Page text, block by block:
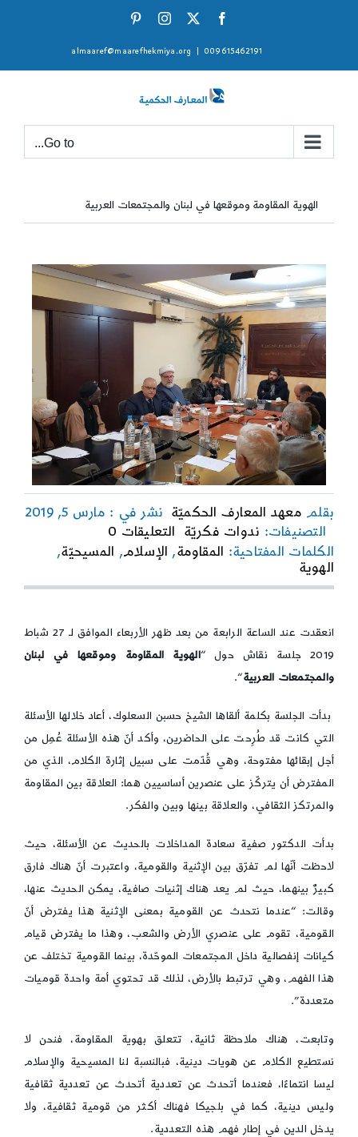
Facebook
X
Instagram
009615462191
almaaref@maarefhekmiya.org
Go to...
الهوية المقاومة وموقعها في لبنان والمجتمعات العربية
بقلم معهد المعارف الحكميّة نشر في : مارس 5, 2019
التصنيفات: ندوات فكريّة التعليقات 0
on
الهوية
المقاومة
والمجتمعات
العربية
الكلمات المفتاحية: المقاومة, الإسلام, المسيحيّة,
الهوية
انعقدت عند الساعة الرابعة من بعد ظهر الأربعاء الموافق لـ 27 شباط
2019 جلسة نقاش حول “
الهوية المقاومة وموقعها في لبنان
والمجتمعات العربية“.
بدأت الجلسة بكلمة ألقاها الشيخ حسبن السعلوك، أعاد خلالها الأسئلة
التي كانت قد طُرِحت على الحاضرين، وأكد أنّ هذه الأسئلة عُمِل من
أجل إبقائها مفتوحة، وهي قُدّمت على سبيل إثارة الكلام، الذي من
المفترض أن يتركّز على عنصرين أساسيين هما: العلاقة بين المقاومة
والمرتكز الثقافي، والعلاقة بينها وبين والفكر.
بدأت الدكتور صفية سعادة المداخلات بالحديث عن الأسئلة، حيث
لاحظت أنّها لم تفرّق بين الإثنية والقومية، واعتبرت أنّ هناك فارق
كبيرٌ بينهما، حيث لم يعد هناك إثنيات صافية، يمكن الحديث عنها،
وقالت: “عندما نتحدث عن القومية بمعنى الإثنية هذا يفترض أنّ
القومية، تقوم على عنصري الأرض والشعب، وهذا ما يفترض قيام
كيانات إنفصالية داخل المجتمعات الموحّدة، بينما القومية تختلف عن
هذا الفهم، وهي ترتبط بالأرض، لذلك قد تحتوي أمة واحدة قوميات
متعددة”.
وتابعت، هناك ملاحظة ثانية، تتعلق بهوية المقاومة، فنحن لا
نستطيع الكلام عن هويات دينية، فبالنسبة لنا المسيحية والإسلام
ليسا انتماءًا، فعندما أتحدث عن تعددية أتحدث عن تعددية ثقافية
وليس دينية، كما في بلجيكا فهناك أكثر من قومية ثقافية، ولا
يدخل الدين في إطار فهم هذه التعددية.